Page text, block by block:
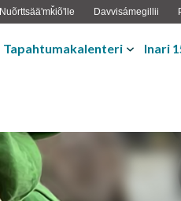
Nuõrttsääʹmǩiõʹlle Davvisámegillii
Tapahtumakalenteri Inari